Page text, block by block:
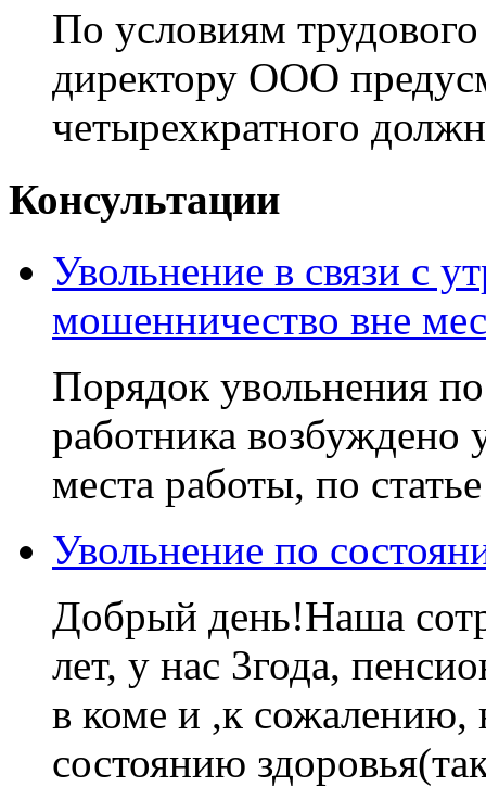
По условиям
директору ООО
четырехкратного
Консультации
Увольнение в связи с
мошенничество вне
Порядок увольнения
работника возбуждено
места работы, по
Увольнение по
Добрый день!Наша
лет, у нас 3года,
в коме и ,к сожалению,
состоянию